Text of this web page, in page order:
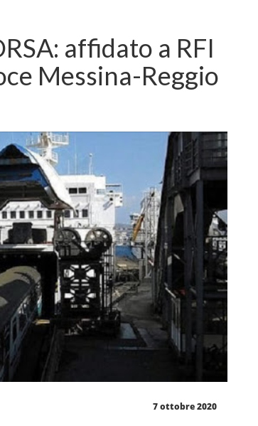
affidato a RFI
Messina-Reggio
7 ottobre 2020